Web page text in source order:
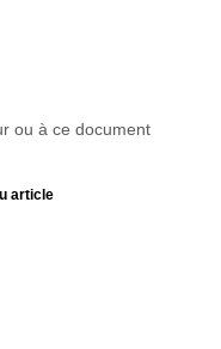
ou à ce document
article